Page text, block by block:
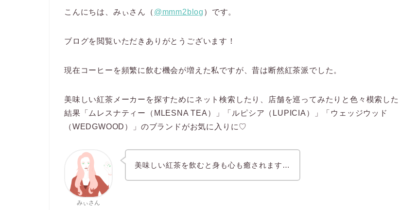
こんにちは、みぃさん（ @mmm2blog ）です。
ブログを閲覧いただきありがとうございます！
現在コーヒーを頻繁に飲む機会が増えた私ですが、昔は断然紅茶派でした。
美味しい紅茶メーカーを探すためにネット検索したり、店舗を巡ってみたりと色々模索した
結果「ムレスナティー（MLESNA TEA）」「ルピシア（LUPICIA）」「ウェッジウッド
（WEDGWOOD）」のブランドがお気に入りに♡
みぃさん
美味しい紅茶を飲むと身も心も癒されます…